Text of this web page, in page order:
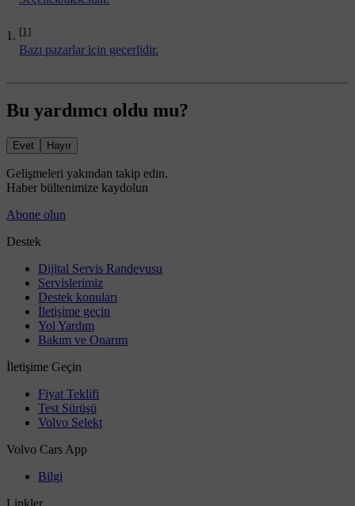
[1]
Bazı pazarlar için geçerlidir.
Bu yardımcı oldu mu?
Evet Hayır